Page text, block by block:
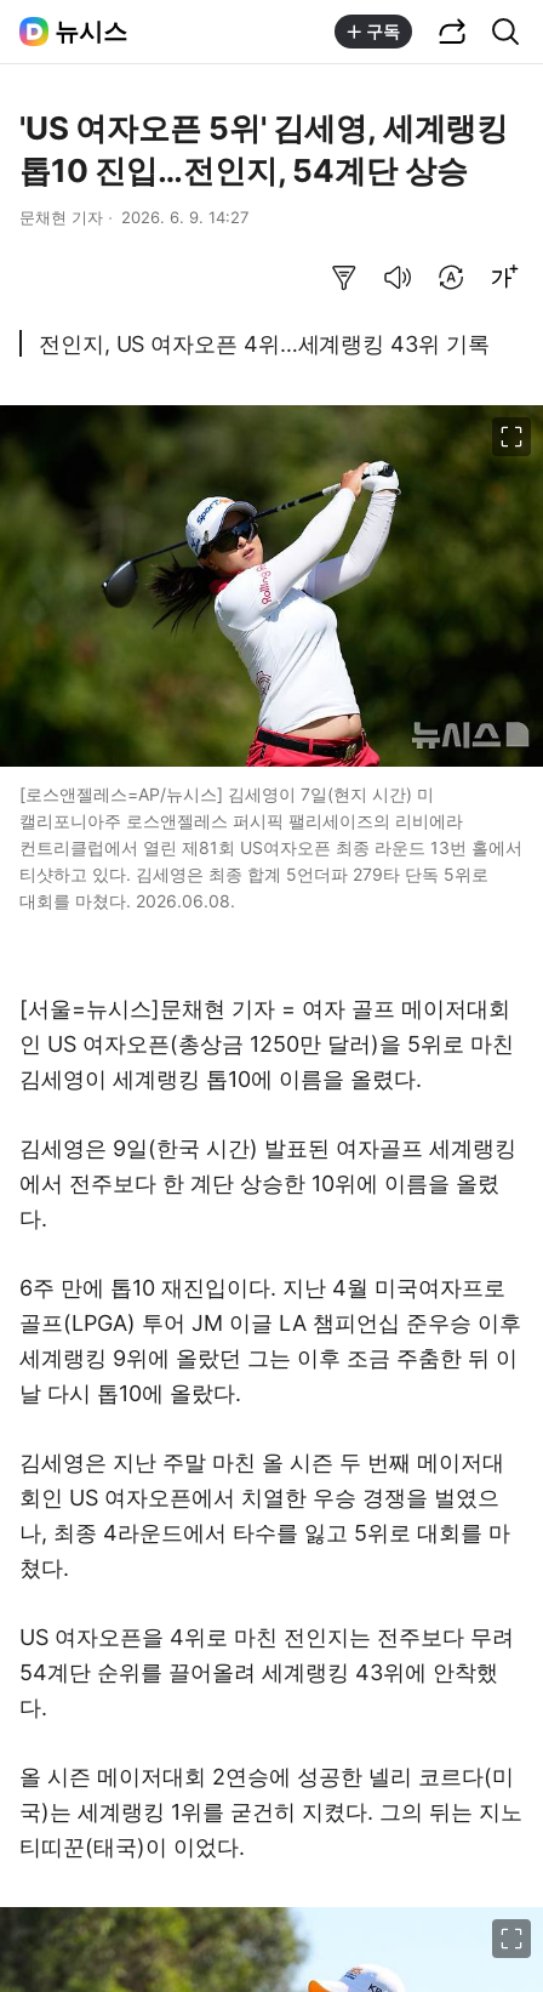
뉴시스 구독
'US 여자오픈 5위' 김세영, 세계랭킹
톱10 진입…전인지, 54계단 상승
문채현 기자 2026. 6. 9. 14:27
전인지, US 여자오픈 4위…세계랭킹 43위 기록
[로스앤젤레스=AP/뉴시스] 김세영이 7일(현지 시간) 미
캘리포니아주 로스앤젤레스 퍼시픽 팰리세이즈의 리비에라
컨트리클럽에서 열린 제81회 US여자오픈 최종 라운드 13번 홀에서
티샷하고 있다. 김세영은 최종 합계 5언더파 279타 단독 5위로
대회를 마쳤다. 2026.06.08.
[서울=뉴시스]문채현 기자 = 여자 골프 메이저대회
인 US 여자오픈(총상금 1250만 달러)을 5위로 마친
김세영이 세계랭킹 톱10에 이름을 올렸다.
김세영은 9일(한국 시간) 발표된 여자골프 세계랭킹
에서 전주보다 한 계단 상승한 10위에 이름을 올렸
다.
6주 만에 톱10 재진입이다. 지난 4월 미국여자프로
골프(LPGA) 투어 JM 이글 LA 챔피언십 준우승 이후
세계랭킹 9위에 올랐던 그는 이후 조금 주춤한 뒤 이
날 다시 톱10에 올랐다.
김세영은 지난 주말 마친 올 시즌 두 번째 메이저대
회인 US 여자오픈에서 치열한 우승 경쟁을 벌였으
나, 최종 4라운드에서 타수를 잃고 5위로 대회를 마
쳤다.
US 여자오픈을 4위로 마친 전인지는 전주보다 무려
54계단 순위를 끌어올려 세계랭킹 43위에 안착했
다.
올 시즌 메이저대회 2연승에 성공한 넬리 코르다(미
국)는 세계랭킹 1위를 굳건히 지켰다. 그의 뒤는 지노
티띠꾼(태국)이 이었다.